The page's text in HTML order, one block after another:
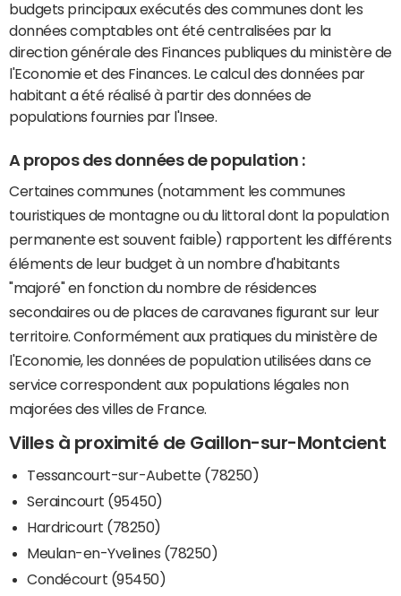
budgets principaux exécutés des communes dont les
données comptables ont été centralisées par la
direction générale des Finances publiques du ministère de
l'Economie et des Finances. Le calcul des données par
habitant a été réalisé à partir des données de
populations fournies par l'Insee.
A propos des données de population :
Certaines communes (notamment les communes
touristiques de montagne ou du littoral dont la population
permanente est souvent faible) rapportent les différents
éléments de leur budget à un nombre d'habitants
"majoré" en fonction du nombre de résidences
secondaires ou de places de caravanes figurant sur leur
territoire. Conformément aux pratiques du ministère de
l'Economie, les données de population utilisées dans ce
service correspondent aux populations légales non
majorées des villes de France.
Villes à proximité de Gaillon-sur-Montcient
Tessancourt-sur-Aubette (78250)
Seraincourt (95450)
Hardricourt (78250)
Meulan-en-Yvelines (78250)
Condécourt (95450)